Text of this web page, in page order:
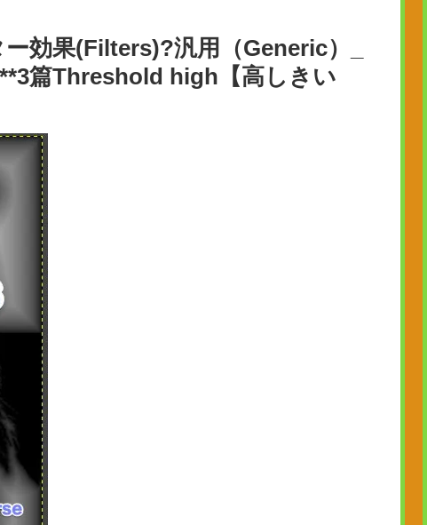
効果(Filters)?汎用（Generic）_
篇Threshold high【高しきい